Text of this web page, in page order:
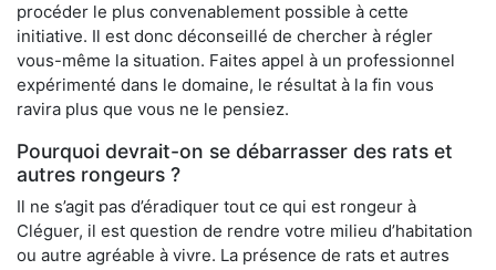
procéder le plus convenablement possible à cette
initiative. Il est donc déconseillé de chercher à régler
vous-même la situation. Faites appel à un professionnel
expérimenté dans le domaine, le résultat à la fin vous
ravira plus que vous ne le pensiez.
Pourquoi devrait-on se débarrasser des rats et
autres rongeurs ?
Il ne s’agit pas d’éradiquer tout ce qui est rongeur à
Cléguer, il est question de rendre votre milieu d’habitation
ou autre agréable à vivre. La présence de rats et autres